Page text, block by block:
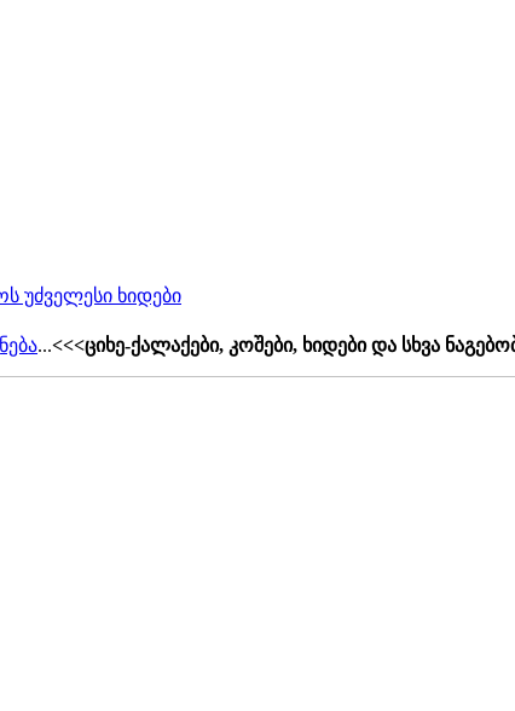
უძველესი ხიდები
...<<<ციხე-ქალაქები, კოშები, ხიდები და სხვა